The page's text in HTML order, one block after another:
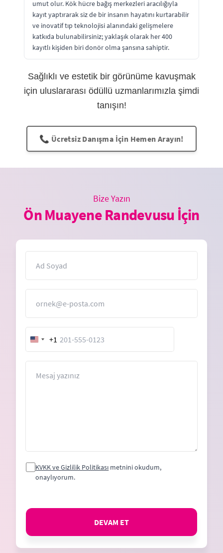
umut olur. Kök hücre bağış merkezleri aracılığıyla
kayıt yaptırarak siz de bir insanın hayatını kurtarabilir
ve inovatif tıp teknolojisi alanındaki gelişmelere
katkıda bulunabilirsiniz; yaklaşık olarak her 400
kayıtlı kişiden biri donör olma şansına sahiptir.
Sağlıklı ve estetik bir görünüme kavuşmak
için uluslararası ödüllü uzmanlarımızla şimdi
tanışın!
📞 Ücretsiz Danışma İçin Hemen Arayın!
Bize Yazın
Ön Muayene Randevusu İçin
United
States
+1
KVKK ve Gizlilik Politikası metnini okudum,
onaylıyorum.
DEVAM ET